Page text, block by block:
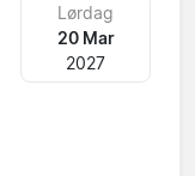
Lørdag
20 Mar
2027